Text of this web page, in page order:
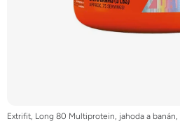
Extrifit, Long 80 Multiprotein, jahoda a banán,